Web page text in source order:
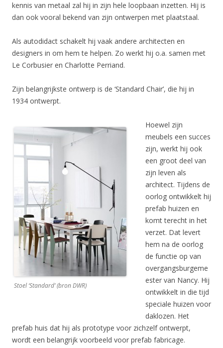
kennis van metaal zal hij in zijn hele loopbaan inzetten. Hij is
dan ook vooral bekend van zijn ontwerpen met plaatstaal.
Als autodidact schakelt hij vaak andere architecten en
designers in om hem te helpen. Zo werkt hij o.a. samen met
Le Corbusier en Charlotte Perriand.
Zijn belangrijkste ontwerp is de ‘Standard Chair’, die hij in
1934 ontwerpt.
Stoel ‘Standard’ (bron DWR)
Hoewel zijn
meubels een succes
zijn, werkt hij ook
een groot deel van
zijn leven als
architect. Tijdens de
oorlog ontwikkelt hij
prefab huizen en
komt terecht in het
verzet. Dat levert
hem na de oorlog
de functie op van
overgangsburgeme
ester van Nancy. Hij
ontwikkelt in die tijd
speciale huizen voor
daklozen. Het
prefab huis dat hij als prototype voor zichzelf ontwerpt,
wordt een belangrijk voorbeeld voor prefab fabricage.